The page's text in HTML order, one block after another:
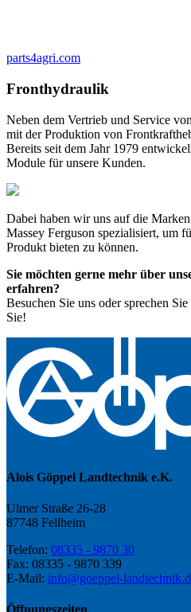
parts4agri.com
Fronthydraulik
Neben dem Vertrieb und Service
mit der Produktion von
Bereits seit dem Jahr 1979
Module für unsere Kunden.
Dabei haben wir uns auf die
Massey Ferguson spezialisiert, um
Produkt bieten zu können.
Sie möchten gerne mehr über
erfahren?
Besuchen Sie uns oder sprechen
Sie!
Alois Göppel Landtechnik e.K.
Ulmer Straße 26-28
87748 Fellheim
Telefon: 08335 - 9870 30
Fax: 08335 - 9870 339
E-Mail: info@goeppel-